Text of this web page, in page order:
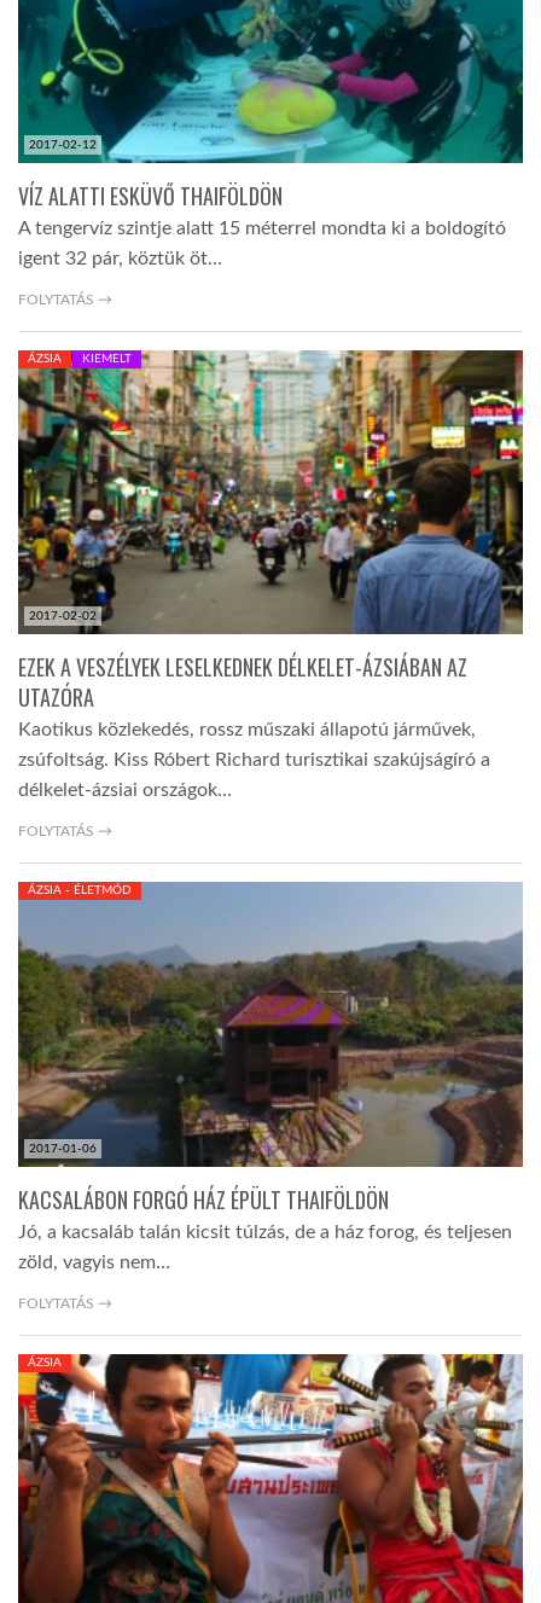
2017-02-12
VÍZ ALATTI ESKÜVŐ THAIFÖLDÖN
A tengervíz szintje alatt 15 méterrel mondta ki a boldogító
igent 32 pár, köztük öt…
FOLYTATÁS →
2017-02-02
ÁZSIA KIEMELT
EZEK A VESZÉLYEK LESELKEDNEK DÉLKELET-ÁZSIÁBAN AZ
UTAZÓRA
Kaotikus közlekedés, rossz műszaki állapotú járművek,
zsúfoltság. Kiss Róbert Richard turisztikai szakújságíró a
délkelet-ázsiai országok…
FOLYTATÁS →
2017-01-06
ÁZSIA - ÉLETMÓD
KACSALÁBON FORGÓ HÁZ ÉPÜLT THAIFÖLDÖN
Jó, a kacsaláb talán kicsit túlzás, de a ház forog, és teljesen
zöld, vagyis nem…
FOLYTATÁS →
ÁZSIA